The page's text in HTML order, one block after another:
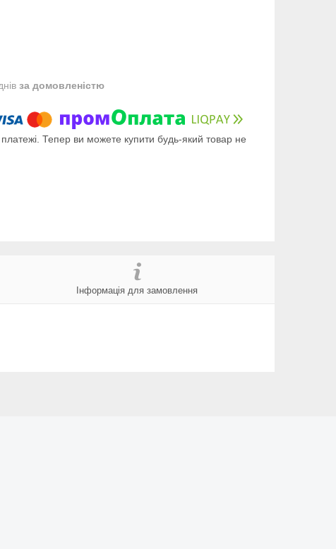
за домовленістю
платежі. Тепер ви можете купити будь-який товар не
Інформація для замовлення